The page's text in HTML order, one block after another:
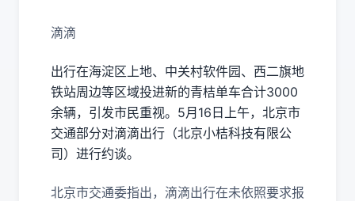
滴滴
出行在海淀区上地、中关村软件园、西二旗地
铁站周边等区域投进新的青桔单车合计3000
余辆，引发市民重视。5月16日上午，北京市
交通部分对滴滴出行（北京小桔科技有限公
司）进行约谈。
北京市交通委指出，滴滴出行在未依照要求报